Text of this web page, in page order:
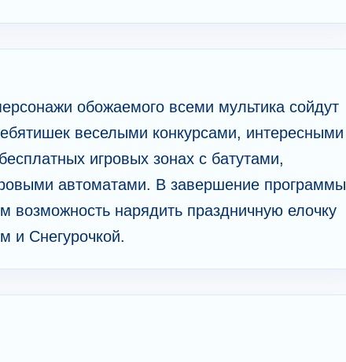
обожаемого всеми мультика сойдут
веселыми конкурсами, интересными
игровых зонах с батутами,
автоматами. В завершение программы
возможность нарядить праздничную елочку
и Снегурочкой.